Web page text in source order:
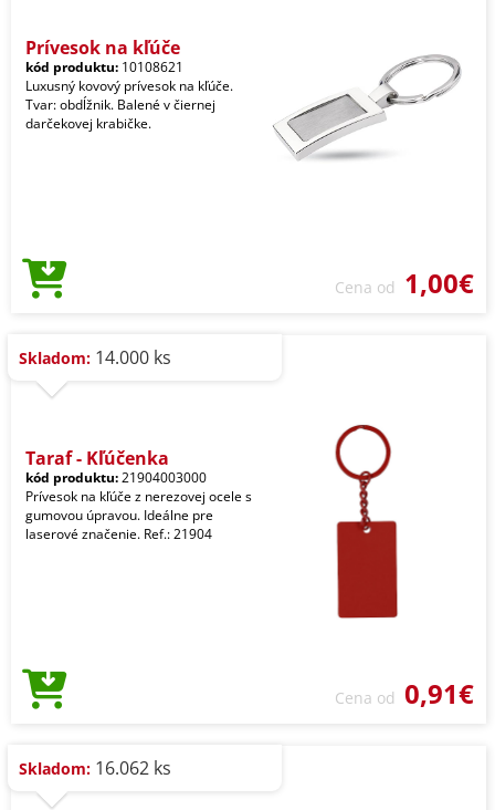
Prívesok na kľúče
kód produktu: 10108621
Luxusný kovový prívesok na kľúče.
Tvar: obdĺžnik. Balené v čiernej
darčekovej krabičke.
Cena od 1,00€
Skladom: 14.000 ks
Taraf - Kľúčenka
kód produktu:21904003000
Prívesok na kľúče z nerezovej ocele s
gumovou úpravou. Ideálne pre
laserové značenie. Ref.: 21904
Cena od 0,91€
Skladom: 16.062 ks